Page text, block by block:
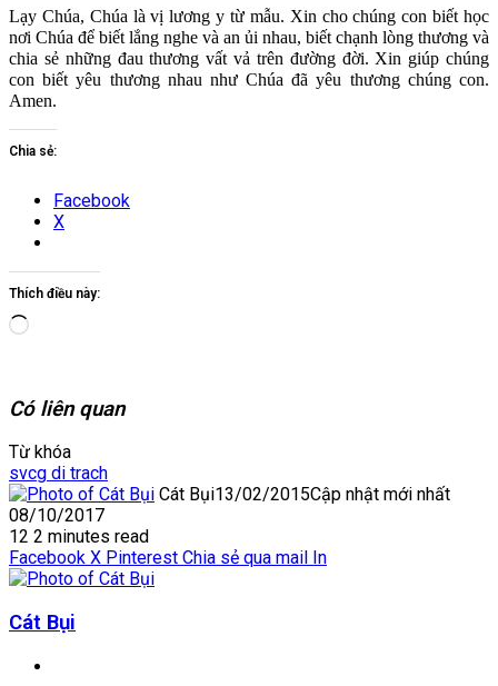
Lạy Chúa, Chúa là vị lương y từ mẫu. Xin cho chúng con biết học
nơi Chúa để biết lắng nghe và an ủi nhau, biết chạnh lòng thương và
chia sẻ những đau thương vất vả trên đường đời. Xin giúp chúng
con biết yêu thương nhau như Chúa đã yêu thương chúng con.
Amen.
Chia sẻ:
Facebook
X
Thích điều này:
Đang
Có liên quan
Từ khóa
svcg di trach
Cát Bụi13/02/2015Cập nhật mới nhất
08/10/2017
12 2 minutes read
Facebook X Pinterest Chia sẻ qua mail In
Cát Bụi